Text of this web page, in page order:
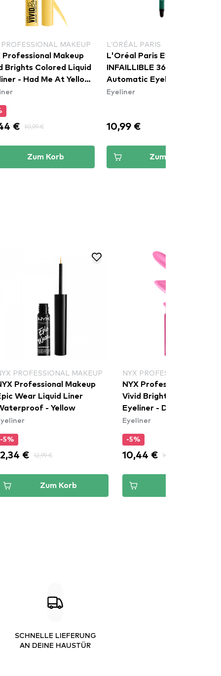
MAKEUP
Professional Makeup
Brights Colored Liquid
- Had Me At Yellow
€ 10,99 €
Zum Korb
L’ORÉAL PARIS
L'Oréal Paris Eyeliner -
INFAILLIBLE 36h Grip Gel
Automatic Eyeliner -
Emerald Green
Eyeliner
10,99 €
Zum Korb
PROFESSIONAL MAKEUP
Professional Makeup
Wear Liquid Liner
- Yellow
-5%
€ 12,99 €
Zum Korb
NYX PROFESSIONAL
NYX Professional
Vivid Brights Colored
Eyeliner - Don't Pink
(VBLL08)
Eyeliner
-5%
10,44 € 10,99 €
SCHNELLE LIEFERUNG
AN DEINE HAUSTÜR